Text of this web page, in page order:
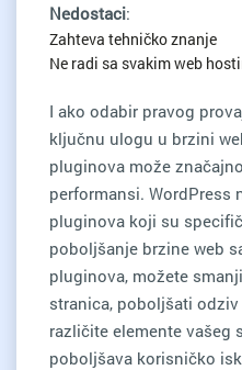
Nedostaci:
Zahteva tehničko znanje
Ne radi sa svakim web
I ako odabir pravog
ključnu ulogu u brzini
pluginova može
performansi. WordPress
pluginova koji su
poboljšanje brzine web
pluginova, možete
stranica, poboljšati
različite elemente vašeg
poboljšava korisničko